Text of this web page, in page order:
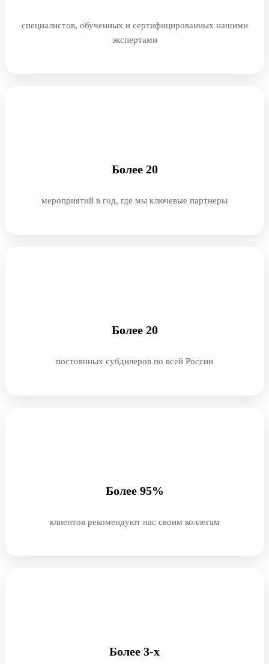
специалистов, обученных и сертифицированных нашими
экспертами
Более 20
мероприятий в год, где мы ключевые партнеры
Более 20
постоянных субдилеров по всей России
Более 95%
клиентов рекомендуют нас своим коллегам
Более 3-х